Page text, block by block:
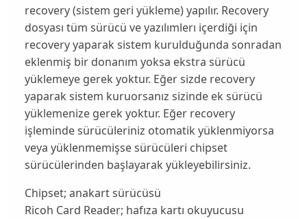
recovery (sistem geri yükleme) yapılır. Recovery
dosyası tüm sürücü ve yazılımlerı içerdiği için
recovery yaparak sistem kurulduğunda sonradan
eklenmiş bir donanım yoksa ekstra sürücü
yüklemeye gerek yoktur. Eğer sizde recovery
yaparak sistem kuruorsanız sizinde ek sürücü
yüklemenize gerek yoktur. Eğer recovery
işleminde sürücüleriniz otomatik yüklenmiyorsa
veya yüklenmemişse sürücüleri chipset
sürücülerinden başlayarak yükleyebilirsiniz.
Chipset; anakart sürücüsü
Ricoh Card Reader; hafıza kartı okuyucusu